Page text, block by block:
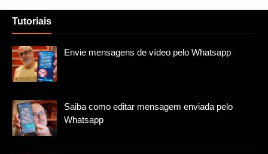
Tutoriais
Envie mensagens de vídeo pelo Whatsapp
Saiba como editar mensagem enviada pelo
Whatsapp